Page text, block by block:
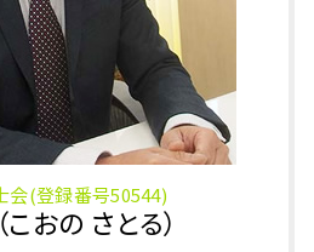
会(登録番号50544)
おの さとる）